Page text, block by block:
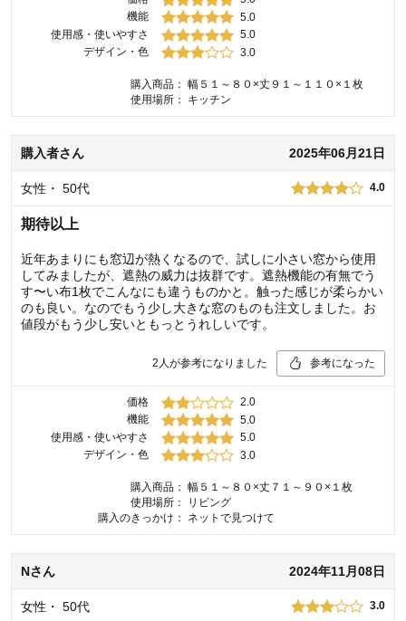
機能
5.0
使用感・使いやすさ
5.0
デザイン・色
3.0
購入商品： 幅５１～８０×丈９１～１１０×１枚
使用場所：
キッチン
購入者さん 2025年06月21日
女性 ・ 50代 4.0
期待以上
近年あまりにも窓辺が熱くなるので、試しに小さい窓から使用
してみましたが、遮熱の威力は抜群です。遮熱機能の有無でう
す〜い布1枚でこんなにも違うものかと。触った感じが柔らかい
のも良い。なのでもう少し大きな窓のものも注文しました。お
値段がもう少し安いともっとうれしいです。
2 人が参考になりました 参考になった
価格
2.0
機能
5.0
使用感・使いやすさ
5.0
デザイン・色
3.0
購入商品： 幅５１～８０×丈７１～９０×１枚
使用場所：
リビング
購入のきっかけ：
ネットで見つけて
Nさん 2024年11月08日
女性 ・ 50代 3.0